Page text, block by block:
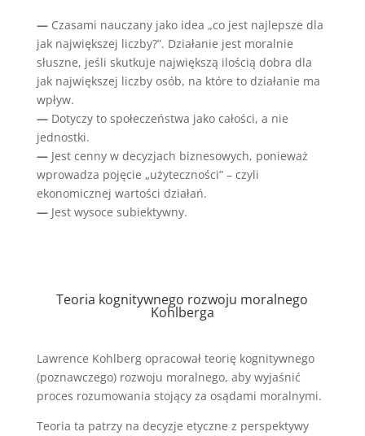
—Czasami nauczany jako idea „co jest najlepsze dla
jak największej liczby?”. Działanie jest moralnie
słuszne, jeśli skutkuje największą ilością dobra dla
jak największej liczby osób, na które to działanie ma
wpływ.
—Dotyczy to społeczeństwa jako całości, a nie
jednostki.
—Jest cenny w decyzjach biznesowych, ponieważ
wprowadza pojęcie „użyteczności” – czyli
ekonomicznej wartości działań.
—Jest wysoce subiektywny.
Teoria kognitywnego rozwoju moralnego
Kohlberga
Lawrence Kohlberg opracował teorię kognitywnego
(poznawczego) rozwoju moralnego, aby wyjaśnić
proces rozumowania stojący za osądami moralnymi.
Teoria ta patrzy na decyzje etyczne z perspektywy